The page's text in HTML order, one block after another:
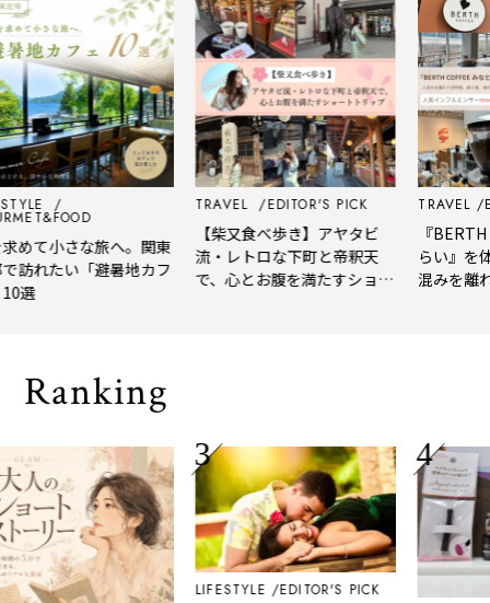
て小さな旅へ。関東
れたい「避暑地カフ
TRAVEL EDITOR'S PICK
【柴又食べ歩き】アヤタビ
流・レトロな下町と帝釈天
で、心とお腹を満たすショー
TRAVEL
『BERTH
らい』を体
混みを離れ
Ranking
LIFESTYLE EDITOR'S PICK